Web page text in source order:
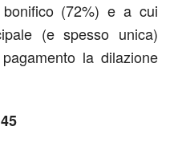
(72%) e a cui
(e spesso unica)
la dilazione